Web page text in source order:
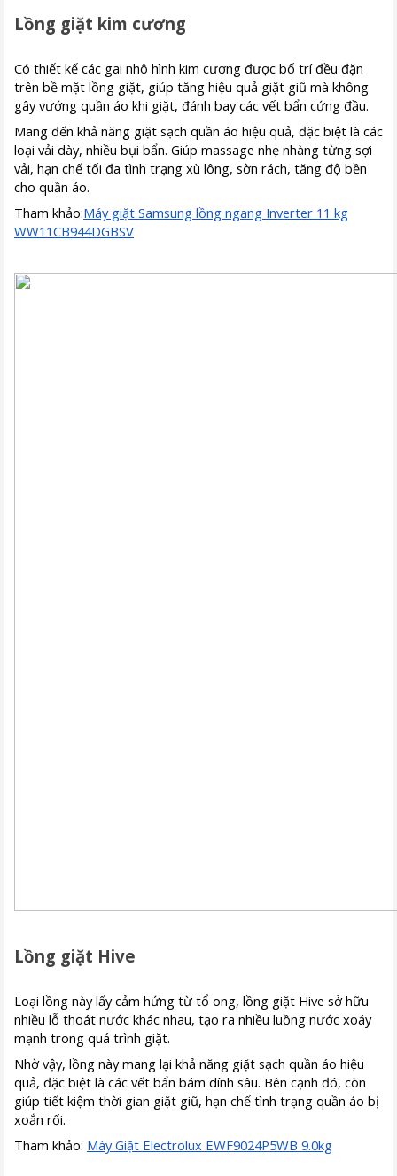
Lồng giặt kim cương
Có thiết kế các gai nhô hình kim cương được bố trí đều đặn
trên bề mặt lồng giặt, giúp tăng hiệu quả giặt giũ mà không
gây vướng quần áo khi giặt, đánh bay các vết bẩn cứng đầu.
Mang đến khả năng giặt sạch quần áo hiệu quả, đặc biệt là các
loại vải dày, nhiều bụi bẩn. Giúp massage nhẹ nhàng từng sợi
vải, hạn chế tối đa tình trạng xù lông, sờn rách, tăng độ bền
cho quần áo.
Tham khảo:Máy giặt Samsung lồng ngang Inverter 11 kg
WW11CB944DGBSV
Lồng giặt Hive
Loại lồng này lấy cảm hứng từ tổ ong, lồng giặt Hive sở hữu
nhiều lỗ thoát nước khác nhau, tạo ra nhiều luồng nước xoáy
mạnh trong quá trình giặt.
Nhờ vậy, lồng này mang lại khả năng giặt sạch quần áo hiệu
quả, đặc biệt là các vết bẩn bám dính sâu. Bên cạnh đó, còn
giúp tiết kiệm thời gian giặt giũ, hạn chế tình trạng quần áo bị
xoắn rối.
Tham khảo: Máy Giặt Electrolux EWF9024P5WB 9.0kg